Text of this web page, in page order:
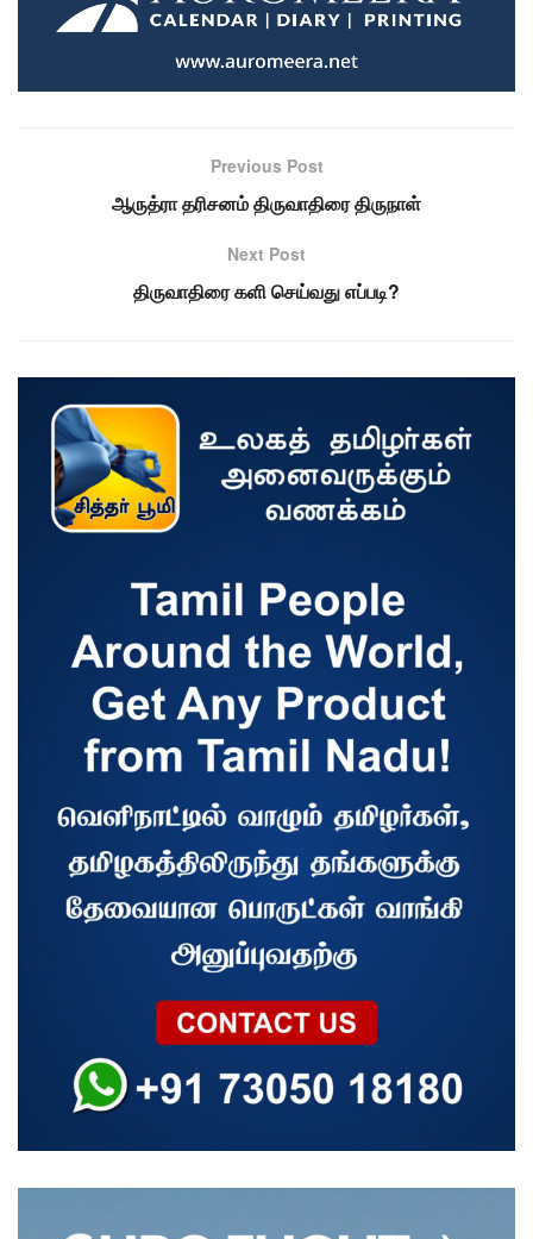
Previous Post
ஆருத்ரா தரிசனம் திருவாதிரை திருநாள்
Next Post
திருவாதிரை களி செய்வது எப்படி?